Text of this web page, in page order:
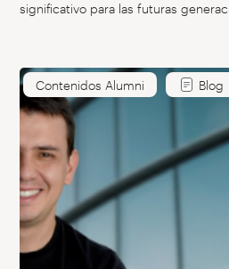
significativo para las futuras
Contenidos Alumni Blog